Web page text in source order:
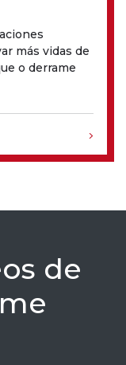
más vidas de
o derrame
de